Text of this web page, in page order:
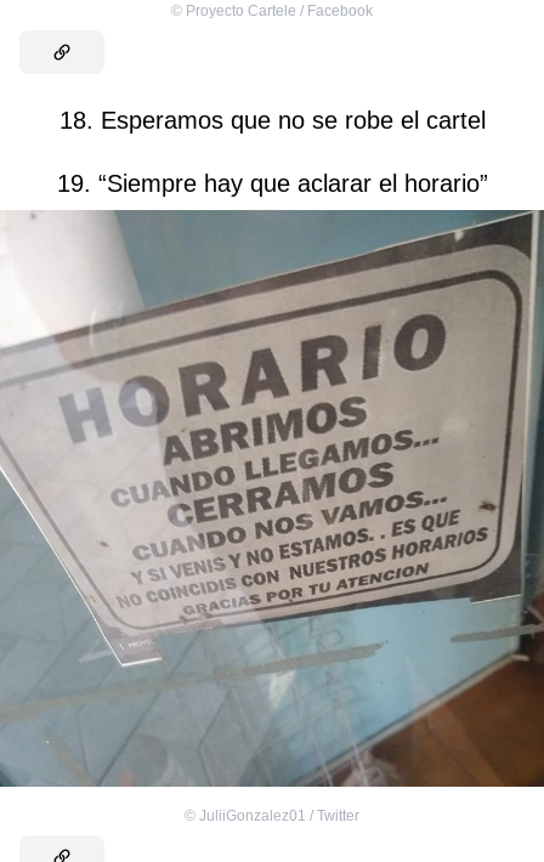
© Proyecto Cartele / Facebook
18. Esperamos que no se robe el cartel
19. “Siempre hay que aclarar el horario”
© JuliiGonzalez01 / Twitter